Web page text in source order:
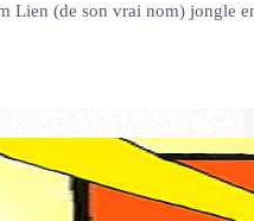
(de son vrai nom) jongle